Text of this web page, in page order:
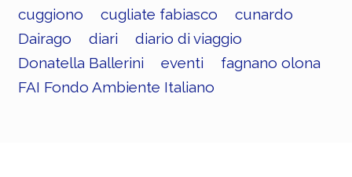
cuggiono
cugliate fabiasco
cunardo
Dairago
diari
diario di viaggio
Donatella Ballerini
eventi
fagnano olona
FAI Fondo Ambiente Italiano